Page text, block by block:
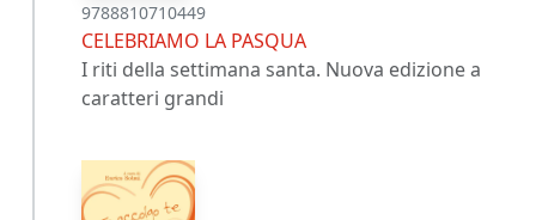
9788810710449
CELEBRIAMO LA PASQUA
I riti della settimana santa. Nuova edizione a
caratteri grandi